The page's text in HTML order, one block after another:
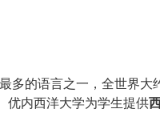
多的语言之一，全世界
优内西洋大学为学生提供